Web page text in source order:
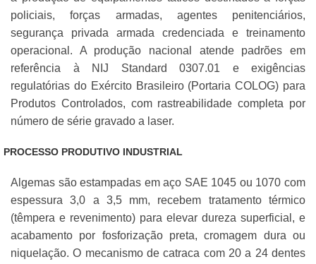
policiais, forças armadas, agentes penitenciários,
segurança privada armada credenciada e treinamento
operacional. A produção nacional atende padrões em
referência à NIJ Standard 0307.01 e exigências
regulatórias do Exército Brasileiro (Portaria COLOG) para
Produtos Controlados, com rastreabilidade completa por
número de série gravado a laser.
PROCESSO PRODUTIVO INDUSTRIAL
Algemas são estampadas em aço SAE 1045 ou 1070 com
espessura 3,0 a 3,5 mm, recebem tratamento térmico
(têmpera e revenimento) para elevar dureza superficial, e
acabamento por fosforização preta, cromagem dura ou
niquelação. O mecanismo de catraca com 20 a 24 dentes